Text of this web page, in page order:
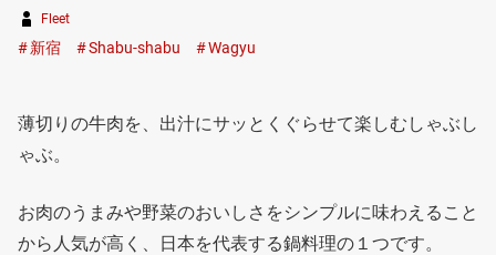
Fleet
新宿 Shabu-shabu Wagyu
薄切りの牛肉を、出汁にサッとくぐらせて楽しむしゃぶし
ゃぶ。
お肉のうまみや野菜のおいしさをシンプルに味わえること
から人気が高く、日本を代表する鍋料理の１つです。